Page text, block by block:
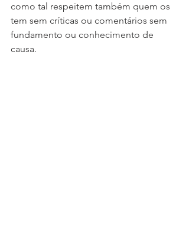
como tal respeitem também quem os
tem sem críticas ou comentários sem
fundamento ou conhecimento de
causa.